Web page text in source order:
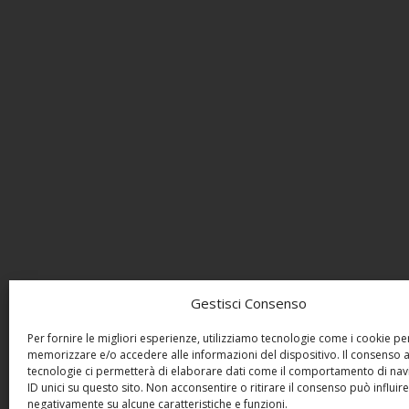
Gestisci Consenso
Per fornire le migliori esperienze, utilizziamo tecnologie come i cookie
memorizzare e/o accedere alle informazioni del dispositivo. Il consenso
tecnologie ci permetterà di elaborare dati come il comportamento di
ID unici su questo sito. Non acconsentire o ritirare il consenso può influire
negativamente su alcune caratteristiche e funzioni.